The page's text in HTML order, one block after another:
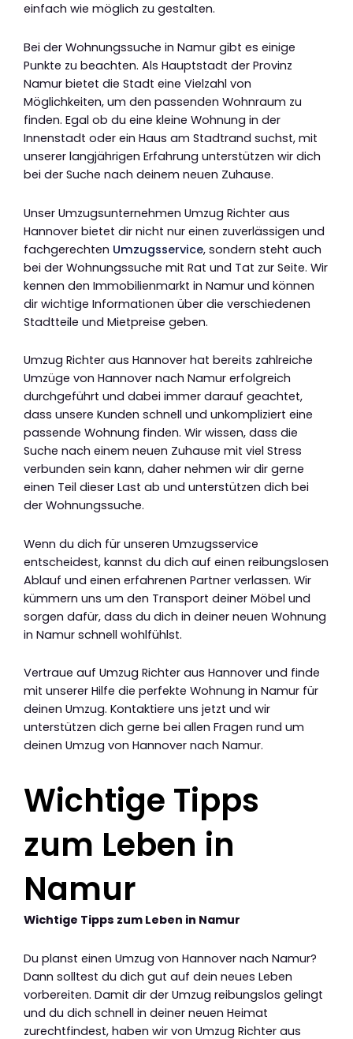
einfach wie möglich zu gestalten.
Bei der Wohnungssuche in Namur gibt es einige
Punkte zu beachten. Als Hauptstadt der Provinz
Namur bietet die Stadt eine Vielzahl von
Möglichkeiten, um den passenden Wohnraum zu
finden. Egal ob du eine kleine Wohnung in der
Innenstadt oder ein Haus am Stadtrand suchst, mit
unserer langjährigen Erfahrung unterstützen wir dich
bei der Suche nach deinem neuen Zuhause.
Unser Umzugsunternehmen Umzug Richter aus
Hannover bietet dir nicht nur einen zuverlässigen und
fachgerechten Umzugsservice, sondern steht auch
bei der Wohnungssuche mit Rat und Tat zur Seite. Wir
kennen den Immobilienmarkt in Namur und können
dir wichtige Informationen über die verschiedenen
Stadtteile und Mietpreise geben.
Umzug Richter aus Hannover hat bereits zahlreiche
Umzüge von Hannover nach Namur erfolgreich
durchgeführt und dabei immer darauf geachtet,
dass unsere Kunden schnell und unkompliziert eine
passende Wohnung finden. Wir wissen, dass die
Suche nach einem neuen Zuhause mit viel Stress
verbunden sein kann, daher nehmen wir dir gerne
einen Teil dieser Last ab und unterstützen dich bei
der Wohnungssuche.
Wenn du dich für unseren Umzugsservice
entscheidest, kannst du dich auf einen reibungslosen
Ablauf und einen erfahrenen Partner verlassen. Wir
kümmern uns um den Transport deiner Möbel und
sorgen dafür, dass du dich in deiner neuen Wohnung
in Namur schnell wohlfühlst.
Vertraue auf Umzug Richter aus Hannover und finde
mit unserer Hilfe die perfekte Wohnung in Namur für
deinen Umzug. Kontaktiere uns jetzt und wir
unterstützen dich gerne bei allen Fragen rund um
deinen Umzug von Hannover nach Namur.
Wichtige Tipps
zum Leben in
Namur
Wichtige Tipps zum Leben in Namur
Du planst einen Umzug von Hannover nach Namur?
Dann solltest du dich gut auf dein neues Leben
vorbereiten. Damit dir der Umzug reibungslos gelingt
und du dich schnell in deiner neuen Heimat
zurechtfindest, haben wir von Umzug Richter aus